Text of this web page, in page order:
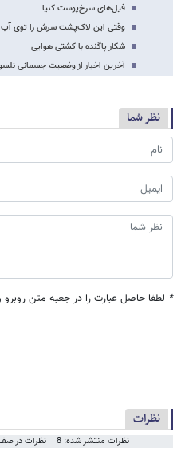
فیل‌های سرخ‌پوست کنیا
وقتی این لاک‌پشت سرش را توی
شکار پاگنده با کشتی هوایی
آخرین اخبار از وضعیت جسمانی
نظر شما
* لطفا حاصل عبارت را در جعبه متن روبرو
نظرات
نظرات منتشر شده: 8 نظرات در صف